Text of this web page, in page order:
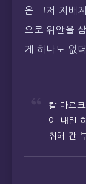
은 그저 지배
으로 위안을
게 하나도 없
칼 마르
이 내린
취해 간